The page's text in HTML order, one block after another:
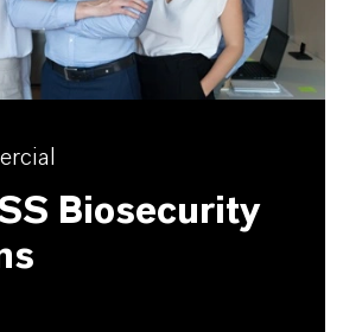
Biosecurity